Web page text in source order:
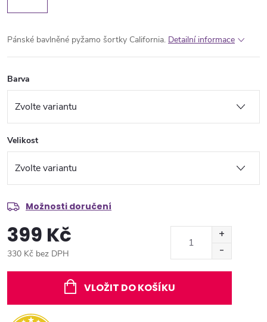
Pánské bavlněné pyžamo šortky California. Detailní informace
Barva
Velikost
Možnosti doručení
399 Kč
330 Kč bez DPH
VLOŽIT DO KOŠÍKU